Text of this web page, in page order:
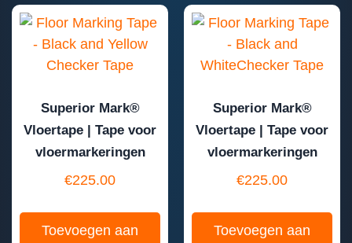
Superior Mark®
Vloertape | Tape voor
vloermarkeringen
€225.00
Toevoegen aan
Superior Mark®
Vloertape | Tape voor
vloermarkeringen
€225.00
Toevoegen aan